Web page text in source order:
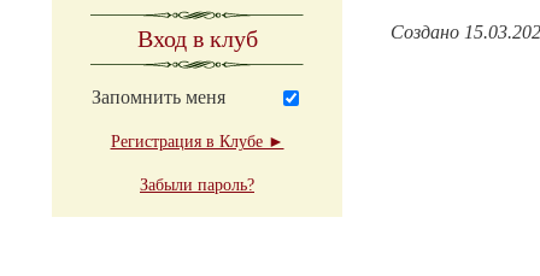
Вход в клуб
Запомнить меня
Регистрация в Клубе ►
Забыли пароль?
Создано